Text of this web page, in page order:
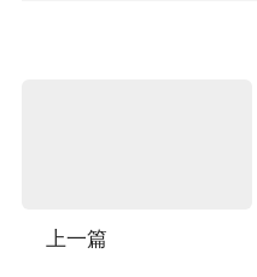
上一篇